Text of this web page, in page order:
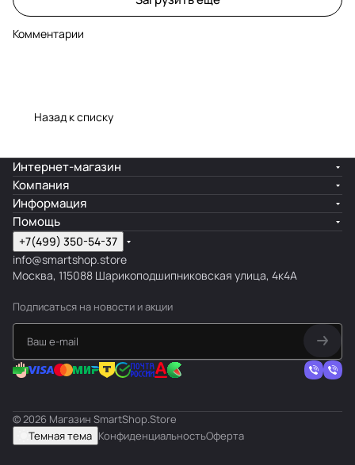
Комментарии
Назад к списку
Интернет-магазин
Компания
Информация
Помощь
+7(499) 350-54-37
info@smartshop.store
Москва, 115088 Шарикоподшипниковская улица, 4к4А
Подписаться на новости и акции
© 2026 Магазин SmartShop.Store
Темная тема КонфиденциальностьОферта